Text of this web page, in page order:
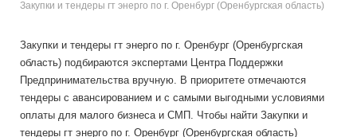
Закупки и тендеры гт энерго по г. Оренбург (Оренбургская область)
Закупки и тендеры гт энерго по г. Оренбург (Оренбургская
область) подбираются экспертами Центра Поддержки
Предпринимательства вручную. В приоритете отмечаются
тендеры с авансированием и с самыми выгодными условиями
оплаты для малого бизнеса и СМП. Чтобы найти Закупки и
тендеры гт энерго по г. Оренбург (Оренбургская область)